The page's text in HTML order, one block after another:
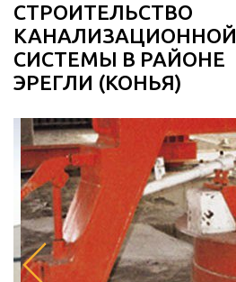
СТРОИТЕЛЬСТВО
КАНАЛИЗАЦИОННОЙ
СИСТЕМЫ В РАЙОНЕ
ЭРЕГЛИ (КОНЬЯ)